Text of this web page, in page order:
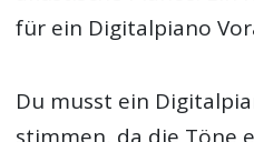
für ein Digitalpiano
Du musst ein